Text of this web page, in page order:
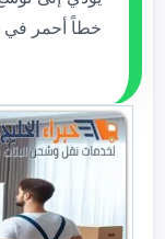
خطاً أحمر في